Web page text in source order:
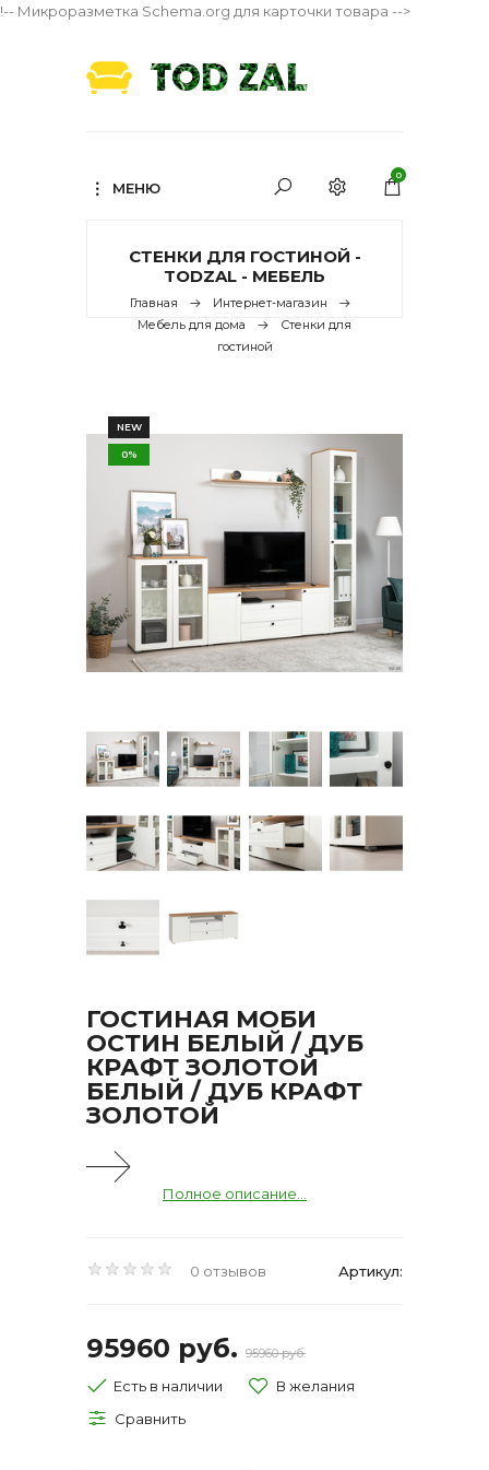
!-- Микроразметка Schema.org для карточки товара -->
МЕНЮ
0
СТЕНКИ ДЛЯ ГОСТИНОЙ -
TODZAL - МЕБЕЛЬ
Главная
Интернет-магазин
Мебель для дома
Стенки для
гостиной
NEW
0%
ГОСТИНАЯ МОБИ
ОСТИН БЕЛЫЙ / ДУБ
КРАФТ ЗОЛОТОЙ
БЕЛЫЙ / ДУБ КРАФТ
ЗОЛОТОЙ
Полное описание...
0 отзывов Артикул:
95960 руб. 95960 руб.
Есть в наличии